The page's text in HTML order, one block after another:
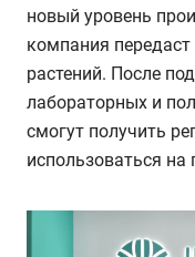
новый уровень
компания
растений. После
лабораторных и
смогут получить
использоваться на